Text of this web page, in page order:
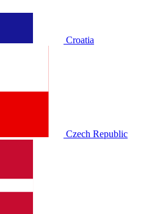
Croatia
Czech Republic